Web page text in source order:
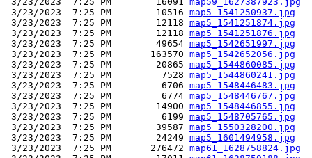
3/23/2023  7:25 PM        10516 map5_1541250937.jpg
3/23/2023  7:25 PM        12118 map5_1541251874.jpg
3/23/2023  7:25 PM        12118 map5_1541251876.jpg
3/23/2023  7:25 PM        49654 map5_1542651997.jpg
3/23/2023  7:25 PM       163570 map5_1542652056.jpg
3/23/2023  7:25 PM        20865 map5_1544860085.jpg
3/23/2023  7:25 PM         7528 map5_1544860241.jpg
3/23/2023  7:25 PM         6706 map5_1548446483.jpg
3/23/2023  7:25 PM         6774 map5_1548446767.jpg
3/23/2023  7:25 PM        14900 map5_1548446855.jpg
3/23/2023  7:25 PM         6199 map5_1548705765.jpg
3/23/2023  7:25 PM        39587 map5_1550328200.jpg
3/23/2023  7:25 PM        24249 map5_1601494958.jpg
3/23/2023  7:25 PM       276472 map61_1628758824.jpg